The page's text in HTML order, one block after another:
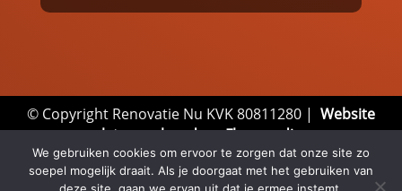
© Copyright Renovatie Nu KVK 80811280 | Website
laten maken door Flexamedia
Privacyverklaring|Disclaimer| Algemene
Voorwaarden
We gebruiken cookies om ervoor te zorgen dat onze site zo
soepel mogelijk draait. Als je doorgaat met het gebruiken van